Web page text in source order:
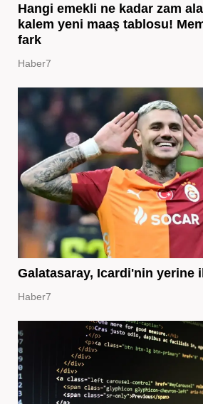
Hangi emekli ne kadar zam
kalem yeni maaş tablosu!
fark
Haber7
Galatasaray, Icardi'nin yerine
Haber7